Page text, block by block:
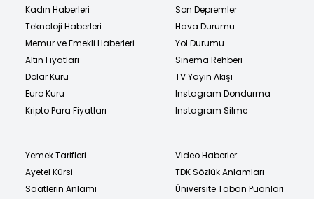
Kadın Haberleri
Teknoloji Haberleri
Memur ve Emekli Haberleri
Altın Fiyatları
Dolar Kuru
Euro Kuru
Kripto Para Fiyatları
Son Depremler
Hava Durumu
Yol Durumu
Sinema Rehberi
TV Yayın Akışı
Instagram Dondurma
Instagram Silme
Yemek Tarifleri
Ayetel Kürsi
Saatlerin Anlamı
Video Haberler
TDK Sözlük Anlamları
Üniversite Taban Puanları